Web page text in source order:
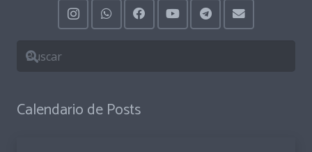
Calendario de Posts